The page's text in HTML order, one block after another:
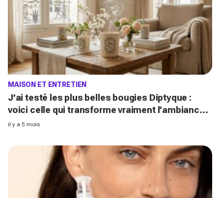
MAISON ET ENTRETIEN
J’ai testé les plus belles bougies Diptyque :
voici celle qui transforme vraiment l’ambiance
de la maison au printemps 2025
il y a 5 mois